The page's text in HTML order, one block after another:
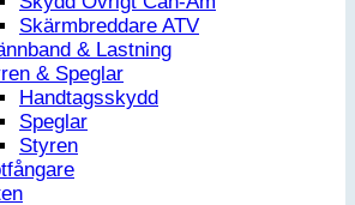
Skärmbreddare ATV
& Lastning
& Speglar
Handtagsskydd
Speglar
Styren